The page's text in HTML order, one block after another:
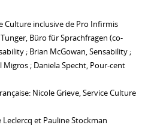
Culture inclusive de Pro Infirmis
Büro für Sprachfragen (co-
; Brian McGowan, Sensability ;
; Daniela Specht, Pour-cent
Nicole Grieve, Service Culture
et Pauline Stockman